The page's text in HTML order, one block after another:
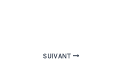
SUIVANT